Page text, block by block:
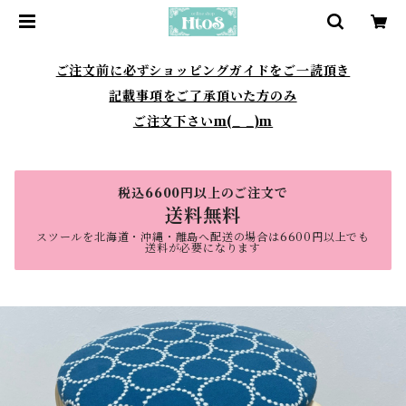
ご注文前に必ずショッピングガイドをご一読頂き
記載事項をご了承頂いた方のみ
ご注文下さいm(_ _)m
税込6600円以上のご注文で
送料無料
スツールを北海道・沖縄・離島へ配送の場合は6600円以上でも
送料が必要になります